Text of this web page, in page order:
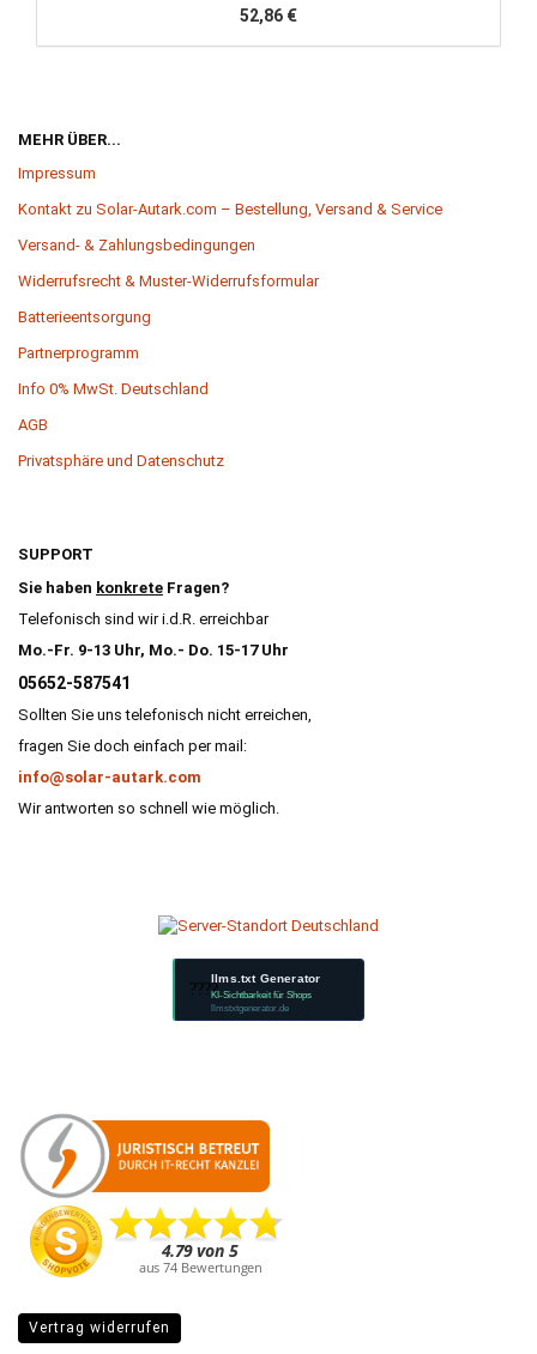
52,86 €
MEHR ÜBER...
Impressum
Kontakt zu Solar-Autark.com – Bestellung, Versand & Service
Versand- & Zahlungsbedingungen
Widerrufsrecht & Muster-Widerrufsformular
Batterieentsorgung
Partnerprogramm
Info 0% MwSt. Deutschland
AGB
Privatsphäre und Datenschutz
SUPPORT
Sie haben konkrete Fragen?
Telefonisch sind wir i.d.R. erreichbar
Mo.-Fr. 9-13 Uhr, Mo.- Do. 15-17 Uhr
05652-587541
Sollten Sie uns telefonisch nicht erreichen,
fragen Sie doch einfach per mail:
info@solar-autark.com
Wir antworten so schnell wie möglich.
????
llms.txt Generator
KI-Sichtbarkeit für Shops
llmstxtgenerator.de
Vertrag widerrufen